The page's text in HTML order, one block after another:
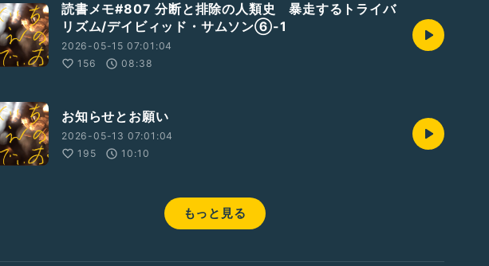
読書メモ#807 分断と排除の人類史 暴走するトライバ
リズム/デイビィッド・サムソン⑥-1
2026-05-15 07:01:04
156
08:38
お知らせとお願い
2026-05-13 07:01:04
195
10:10
もっと見る